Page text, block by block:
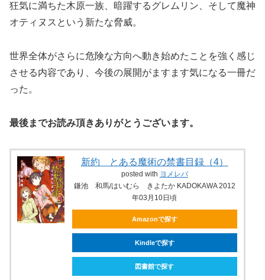
狂気に満ちた木原一族、暗躍するグレムリン、そして魔神
オティヌスという新たな脅威。
世界全体がさらに危険な方向へ動き始めたことを強く感じ
させる内容であり、今後の展開がますます気になる一冊だ
った。
最後までお読み頂きありがとうございます。
新約 とある魔術の禁書目録（4）
posted with ヨメレバ
鎌池 和馬/はいむら きよたか KADOKAWA 2012
年03月10日頃
Amazonで探す
Kindleで探す
図書館で探す